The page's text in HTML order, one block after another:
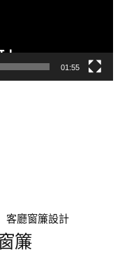
01:55
客廳窗簾設計
簾